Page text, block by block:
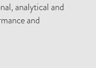
analytical and
and